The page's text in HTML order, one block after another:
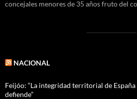
concejales menores de 35 años fruto del
NACIONAL
Feijóo: “La integridad territorial de España
defiende”